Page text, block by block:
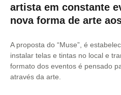
artista em constante
nova forma de arte
A proposta do “Muse”, é
instalar telas e tintas no local e
formato dos eventos é pensado
através da arte.